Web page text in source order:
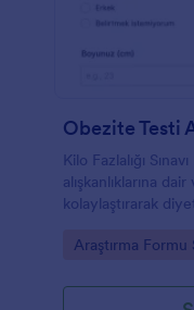
Obezite Testi
Kilo Fazlalığı
alışkanlıklarına
kolaylaştırarak
sağlar.
Go to Category:
Araştırma Formu